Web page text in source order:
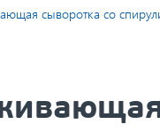
сыворотка со